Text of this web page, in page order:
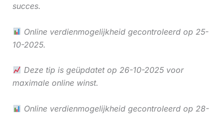
succes.
Online verdienmogelijkheid gecontroleerd op 25-
10-2025.
Deze tip is geüpdatet op 26-10-2025 voor
maximale online winst.
Online verdienmogelijkheid gecontroleerd op 28-